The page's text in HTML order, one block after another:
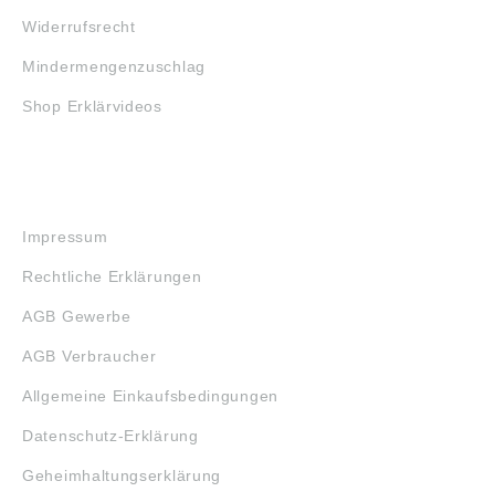
Widerrufsrecht
Mindermengenzuschlag
Shop Erklärvideos
Impressum
Rechtliche Erklärungen
AGB Gewerbe
AGB Verbraucher
Allgemeine Einkaufsbedingungen
Datenschutz-Erklärung
Geheimhaltungserklärung